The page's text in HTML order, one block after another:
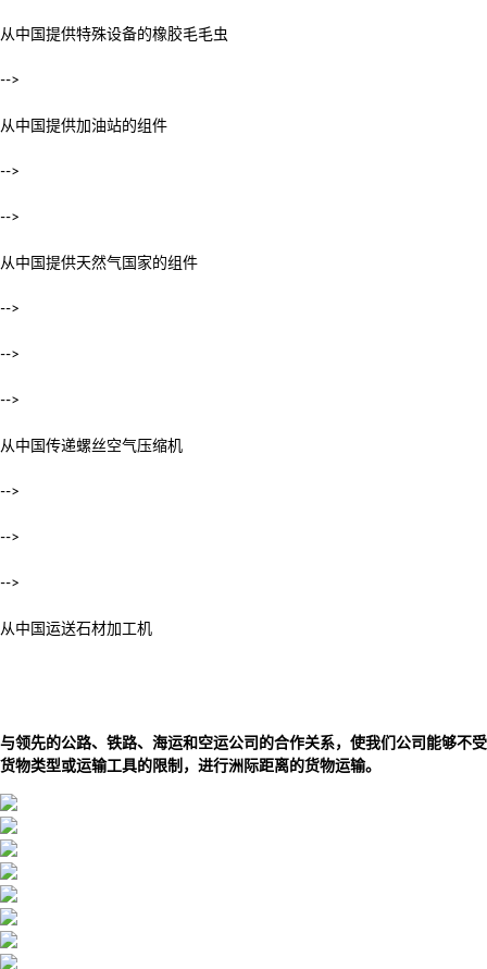
从中国提供特殊设备的橡胶毛毛虫
-->
从中国提供加油站的组件
-->
-->
从中国提供天然气国家的组件
-->
-->
-->
从中国传递螺丝空气压缩机
-->
-->
-->
从中国运送石材加工机
与领先的公路、铁路、海运和空运公司的合作关系，使我们公司能够不受
货物类型或运输工具的限制，进行洲际距离的货物运输。